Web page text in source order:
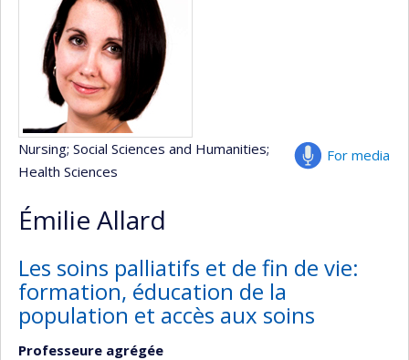
For media
Nursing; Social Sciences and Humanities;
Health Sciences
Émilie Allard
Les soins palliatifs et de fin de vie:
formation, éducation de la
population et accès aux soins
Professeure agrégée